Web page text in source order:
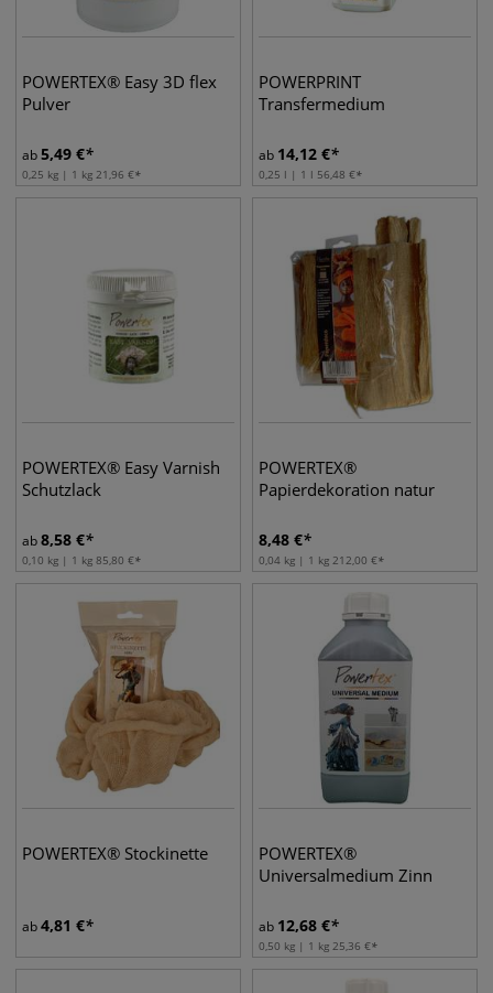
POWERTEX® Easy 3D flex
Pulver
ab5,49 €
0,25 kg | 1 kg 21,96 €
POWERPRINT
Transfermedium
ab 14,12 €
0,25 l | 1 l 56,48 €
POWERTEX® Easy Varnish
Schutzlack
ab8,58 €
0,10 kg | 1 kg 85,80 €
POWERTEX®
Papierdekoration natur
8,48 €
0,04 kg | 1 kg 212,00 €
POWERTEX® Stockinette
ab4,81 €
POWERTEX®
Universalmedium Zinn
ab 12,68 €
0,50 kg | 1 kg 25,36 €